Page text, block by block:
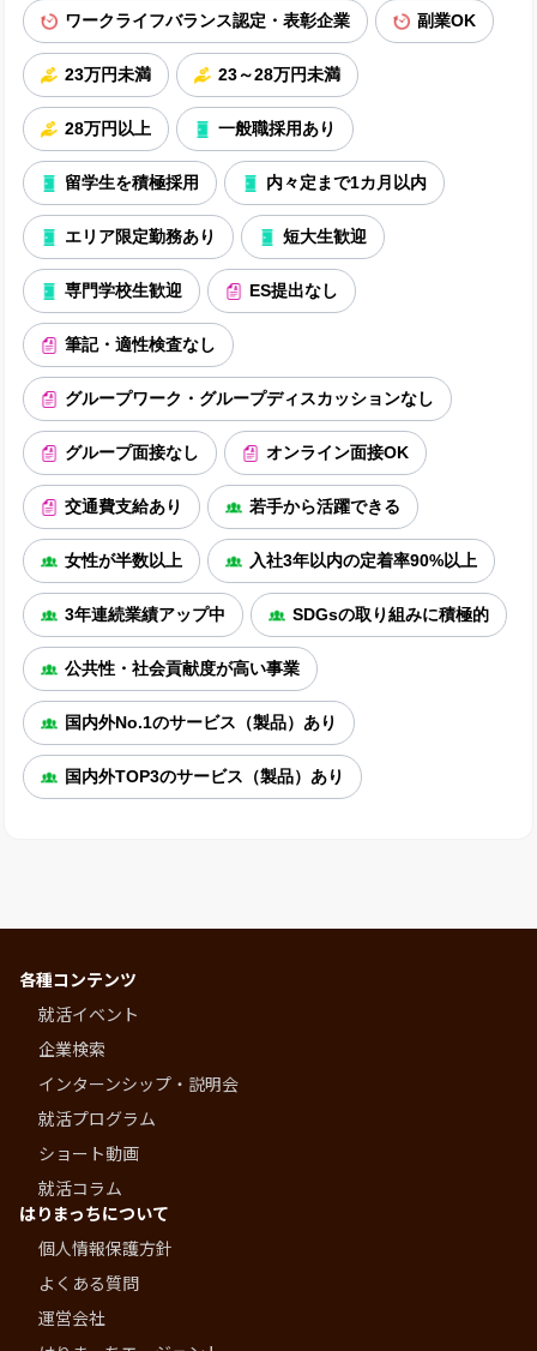
ワークライフバランス認定・表彰企業 副業OK
23万円未満 23～28万円未満
28万円以上 一般職採用あり
留学生を積極採用 内々定まで1カ月以内
エリア限定勤務あり 短大生歓迎
専門学校生歓迎 ES提出なし
筆記・適性検査なし
グループワーク・グループディスカッションなし
グループ面接なし オンライン面接OK
交通費支給あり 若手から活躍できる
女性が半数以上 入社3年以内の定着率90%以上
3年連続業績アップ中 SDGsの取り組みに積極的
公共性・社会貢献度が高い事業
国内外No.1のサービス（製品）あり
国内外TOP3のサービス（製品）あり
各種コンテンツ
就活イベント
企業検索
インターンシップ・説明会
就活プログラム
ショート動画
就活コラム
はりまっちについて
個人情報保護方針
よくある質問
運営会社